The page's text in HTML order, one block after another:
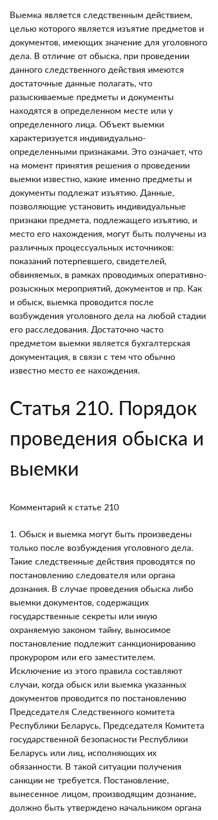
Выемка является следственным действием,
целью которого является изъятие предметов и
документов, имеющих значение для уголовного
дела. В отличие от обыска, при проведении
данного следственного действия имеются
достаточные данные полагать, что
разыскиваемые предметы и документы
находятся в определенном месте или у
определенного лица. Объект выемки
характеризуется индивидуально-
определенными признаками. Это означает, что
на момент принятия решения о проведении
выемки известно, какие именно предметы и
документы подлежат изъятию. Данные,
позволяющие установить индивидуальные
признаки предмета, подлежащего изъятию, и
место его нахождения, могут быть получены из
различных процессуальных источников:
показаний потерпевшего, свидетелей,
обвиняемых, в рамках проводимых оперативно-
розыскных мероприятий, документов и пр. Как
и обыск, выемка проводится после
возбуждения уголовного дела на любой стадии
его расследования. Достаточно часто
предметом выемки является бухгалтерская
документация, в связи с тем что обычно
известно место ее нахождения.
Статья 210. Порядок
проведения обыска и
выемки
Комментарий к статье 210
1. Обыск и выемка могут быть произведены
только после возбуждения уголовного дела.
Такие следственные действия проводятся по
постановлению следователя или органа
дознания. В случае проведения обыска либо
выемки документов, содержащих
государственные секреты или иную
охраняемую законом тайну, выносимое
постановление подлежит санкционированию
прокурором или его заместителем.
Исключение из этого правила составляют
случаи, когда обыск или выемка указанных
документов проводится по постановлению
Председателя Следственного комитета
Республики Беларусь, Председателя Комитета
государственной безопасности Республики
Беларусь или лиц, исполняющих их
обязанности. В такой ситуации получения
санкции не требуется. Постановление,
вынесенное лицом, производящим дознание,
должно быть утверждено начальником органа